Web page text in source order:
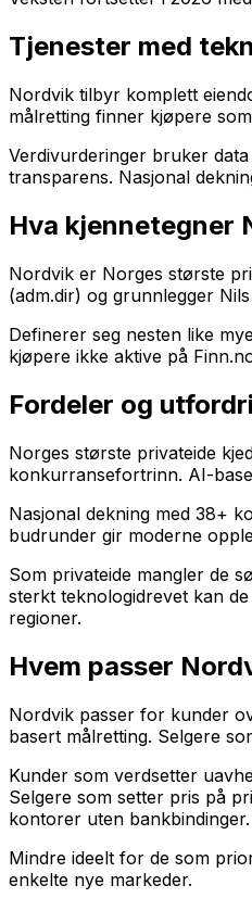
Tjenester med
Nordvik tilbyr komplett
målretting finner kjøpere
Verdivurderinger bruker
transparens. Nasjonal
Hva kjennetegner
Nordvik er Norges største
(adm.dir) og grunnlegger
Definerer seg nesten like
kjøpere ikke aktive på
Fordeler og
Norges største privateide
konkurransefortrinn. AI-
Nasjonal dekning med 38+
budrunder gir moderne
Som privateide mangler de
sterkt teknologidrevet kan
regioner.
Hvem passer
Nordvik passer for kunder
basert målretting. Selgere
Kunder som verdsetter
Selgere som setter pris på
kontorer uten
Mindre ideelt for de som
enkelte nye markeder.